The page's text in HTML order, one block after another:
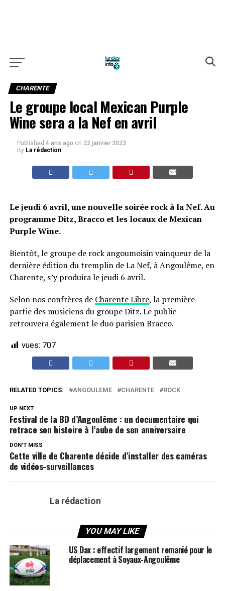
CHARENTE
Le groupe local Mexican Purple
Wine sera a la Nef en avril
Published 4 ans ago on 22 janvier 2023
By La rédaction
Le jeudi 6 avril, une nouvelle soirée rock à la Nef. Au
programme Ditz, Bracco et les locaux de Mexican
Purple Wine.
Bientôt, le groupe de rock angoumoisin vainqueur de la
dernière édition du tremplin de La Nef, à Angoulême, en
Charente, s’y produira le jeudi 6 avril.
Selon nos confrères de Charente Libre, la première
partie des musiciens du groupe Ditz. Le public
retrouvera également le duo parisien Bracco.
vues: 707
RELATED TOPICS: ANGOULEME CHARENTE ROCK
UP NEXT
Festival de la BD d’Angoulême : un documentaire qui
retrace son histoire à l’aube de son anniversaire
DON'T MISS
Cette ville de Charente décide d’installer des caméras
de vidéos-surveillances
La rédaction
YOU MAY LIKE
US Dax : effectif largement remanié pour le
déplacement à Soyaux-Angoulême